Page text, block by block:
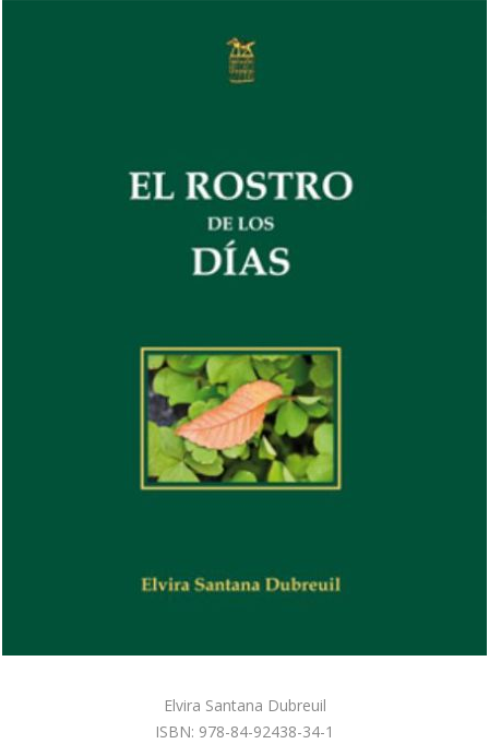
Elvira Santana Dubreuil
ISBN: 978-84-92438-34-1